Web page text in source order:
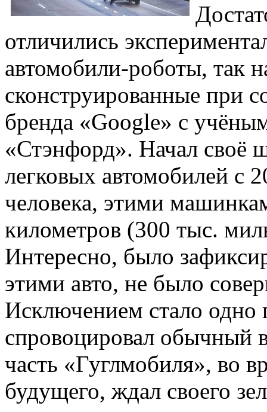
отличились
автомобили-роботы, так
сконструированные при
бренда «Google» с
«Стэнфорд». Начал своё
легковых автомобилей с
человека, этими
километров (300 тыс.
Интересно, было
этими авто, не было
Исключением стало одно
спровоцировал обычный
часть «Гуглмобиля», во
будущего, ждал своего